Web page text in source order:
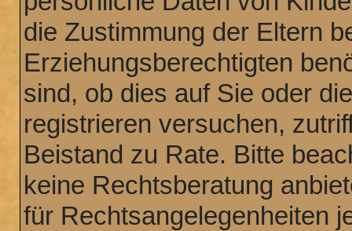
die Zustimmung der Eltern
Erziehungsberechtigten
sind, ob dies auf Sie oder
registrieren versuchen,
Beistand zu Rate. Bitte
keine Rechtsberatung
für Rechtsangelegenheiten